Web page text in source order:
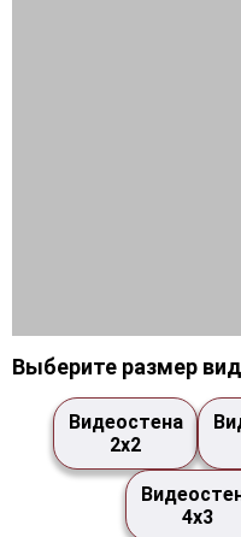
Выберите размер
Видеостена
2х2
4х3